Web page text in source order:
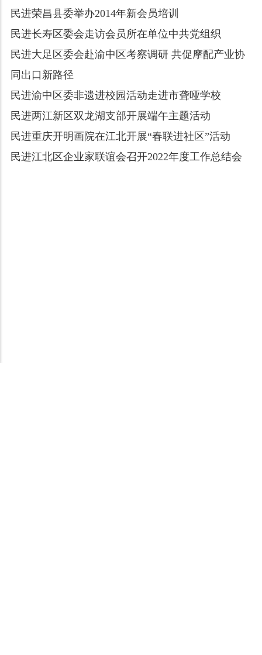
民进荣昌县委举办2014年新会员培训
民进长寿区委会走访会员所在单位中共党组织
民进大足区委会赴渝中区考察调研 共促摩配产业协
同出口新路径
民进渝中区委非遗进校园活动走进市聋哑学校
民进两江新区双龙湖支部开展端午主题活动
民进重庆开明画院在江北开展“春联进社区”活动
民进江北区企业家联谊会召开2022年度工作总结会